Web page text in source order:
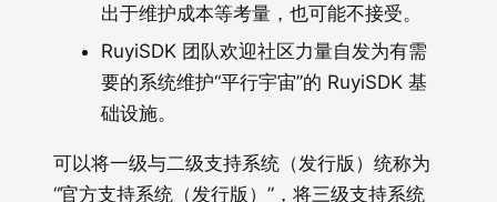
出于维护成本等考量，也可能不接受。
RuyiSDK 团队欢迎社区力量自发为有需
要的系统维护“平行宇宙”的 RuyiSDK 基
础设施。
可以将一级与二级支持系统（发行版）统称为
“官方支持系统（发行版）”，将三级支持系统